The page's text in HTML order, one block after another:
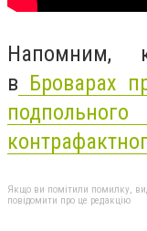
Напомним,
в Броварах
Якщо ви помітили помилку,
повідомити про це редакцію